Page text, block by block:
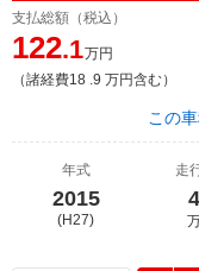
支払総額（税込）
122.1万円
（諸経費18 .9 万円含む）
この
年式
2015
(H27)
走